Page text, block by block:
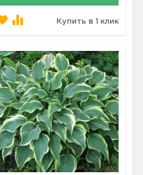
Купить в 1 клик